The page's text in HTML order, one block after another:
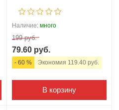
Наличие: много
199 руб.
79.60 руб.
- 60 % Экономия 119.40 руб.
В корзину